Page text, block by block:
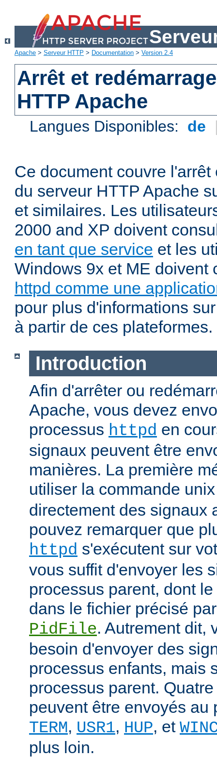
Apache > Serveur HTTP > Documentation > Version 2.4
Arrêt et
HTTP Apache
Langues Disponibles: de
Ce document couvre
du serveur HTTP Apache
et similaires. Les
2000 and XP doivent
en tant que service et les
Windows 9x et ME doivent
httpd comme une
pour plus d'informations
à partir de ces plateformes.
Introduction
Afin d'arrêter ou
Apache, vous devez
processus httpd en
signaux peuvent être
manières. La première
utiliser la commande
directement des signaux
pouvez remarquer que
httpd s'exécutent sur
vous suffit d'envoyer les
processus parent, dont
dans le fichier précisé
PidFile. Autrement dit,
besoin d'envoyer des
processus enfants, mais
processus parent.
peuvent être envoyés au
TERM, USR1, HUP, et
plus loin.